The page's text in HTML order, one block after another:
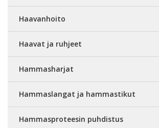
Haavanhoito
Haavat ja ruhjeet
Hammasharjat
Hammaslangat ja hammastikut
Hammasproteesin puhdistus